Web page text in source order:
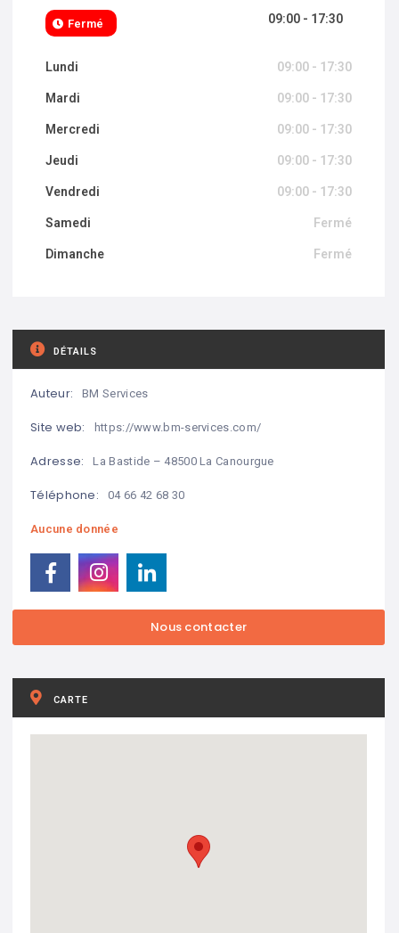
Fermé 09:00 - 17:30
Lundi 09:00 - 17:30
Mardi 09:00 - 17:30
Mercredi 09:00 - 17:30
Jeudi 09:00 - 17:30
Vendredi 09:00 - 17:30
Samedi Fermé
Dimanche Fermé
DÉTAILS
Auteur: BM Services
Site web: https://www.bm-services.com/
Adresse: La Bastide – 48500 La Canourgue
Téléphone: 04 66 42 68 30
Aucune donnée
CARTE